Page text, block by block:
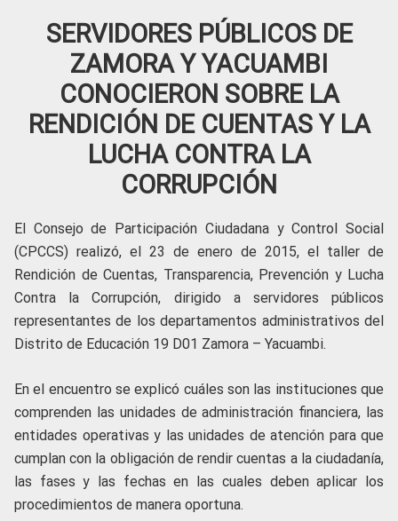
SERVIDORES PÚBLICOS DE
ZAMORA Y YACUAMBI
CONOCIERON SOBRE LA
RENDICIÓN DE CUENTAS Y LA
LUCHA CONTRA LA
CORRUPCIÓN
El Consejo de Participación Ciudadana y Control Social
(CPCCS) realizó, el 23 de enero de 2015, el taller de
Rendición de Cuentas, Transparencia, Prevención y Lucha
Contra la Corrupción, dirigido a servidores públicos
representantes de los departamentos administrativos del
Distrito de Educación 19 D01 Zamora – Yacuambi.
En el encuentro se explicó cuáles son las instituciones que
comprenden las unidades de administración financiera, las
entidades operativas y las unidades de atención para que
cumplan con la obligación de rendir cuentas a la ciudadanía,
las fases y las fechas en las cuales deben aplicar los
procedimientos de manera oportuna.